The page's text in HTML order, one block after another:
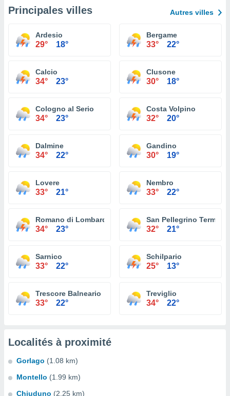
Principales villes Autres villes
Ardesio
29° 18°
Bergame
33° 22°
Calcio
34° 23°
Clusone
30° 18°
Cologno al Serio
34° 23°
Costa Volpino
32° 20°
Dalmine
34° 22°
Gandino
30° 19°
Lovere
33° 21°
Nembro
33° 22°
Romano di Lombardia
34° 23°
San Pellegrino Terme
32° 21°
Sarnico
33° 22°
Schilpario
25° 13°
Trescore Balneario
33° 22°
Treviglio
34° 22°
Localités à proximité
Gorlago (1.08 km)
Montello (1.99 km)
Chiuduno (2.25 km)